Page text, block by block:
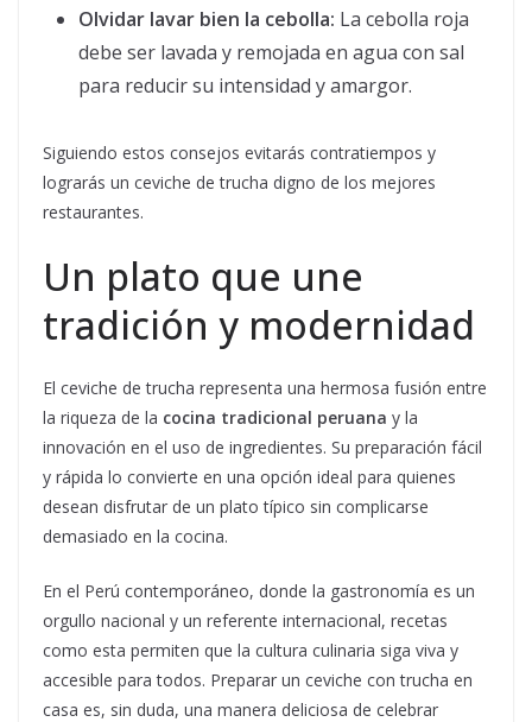
Olvidar lavar bien la cebolla: La cebolla roja
debe ser lavada y remojada en agua con sal
para reducir su intensidad y amargor.
Siguiendo estos consejos evitarás contratiempos y
lograrás un ceviche de trucha digno de los mejores
restaurantes.
Un plato que une
tradición y modernidad
El ceviche de trucha representa una hermosa fusión entre
la riqueza de la cocina tradicional peruana y la
innovación en el uso de ingredientes. Su preparación fácil
y rápida lo convierte en una opción ideal para quienes
desean disfrutar de un plato típico sin complicarse
demasiado en la cocina.
En el Perú contemporáneo, donde la gastronomía es un
orgullo nacional y un referente internacional, recetas
como esta permiten que la cultura culinaria siga viva y
accesible para todos. Preparar un ceviche con trucha en
casa es, sin duda, una manera deliciosa de celebrar